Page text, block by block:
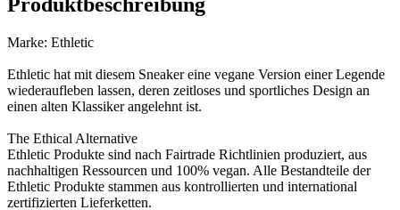
Marke: Ethletic
Ethletic hat mit diesem Sneaker eine vegane Version einer Legende
wiederaufleben lassen, deren zeitloses und sportliches Design an
einen alten Klassiker angelehnt ist.
The Ethical Alternative
Ethletic Produkte sind nach Fairtrade Richtlinien produziert, aus
nachhaltigen Ressourcen und 100% vegan. Alle Bestandteile der
Ethletic Produkte stammen aus kontrollierten und international
zertifizierten Lieferketten.